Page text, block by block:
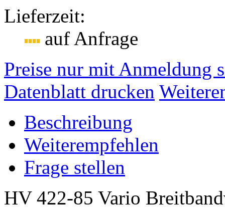
Lieferzeit:
auf Anfrage
Preise nur mit Anmeldung
Datenblatt drucken
Beschreibung
Weiterempfehlen
Frage stellen
HV 422-85 Vario